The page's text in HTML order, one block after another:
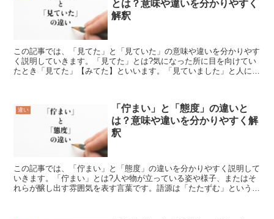
とは？意味や違いを分かりやすく
解釈
この記事では、「見てた」と「見ていた」の意味や違いを分かりやす
く説明していきます。「見てた」とは?気になった所に目を向けてい
たとき「見てた」【みてた】といいます。「見ていました」と人に敬
違い
「佇まい」と「態度」の違いと
は？意味や違いを分かりやすく解
釈
この記事では、「佇まい」と「態度」の違いを分かりやすく説明して
いきます。「佇まい」とは?人や物が立っている姿や様子、またはそ
れらが醸し出す雰囲気を表す言葉です。語源は「たたずむ」という言